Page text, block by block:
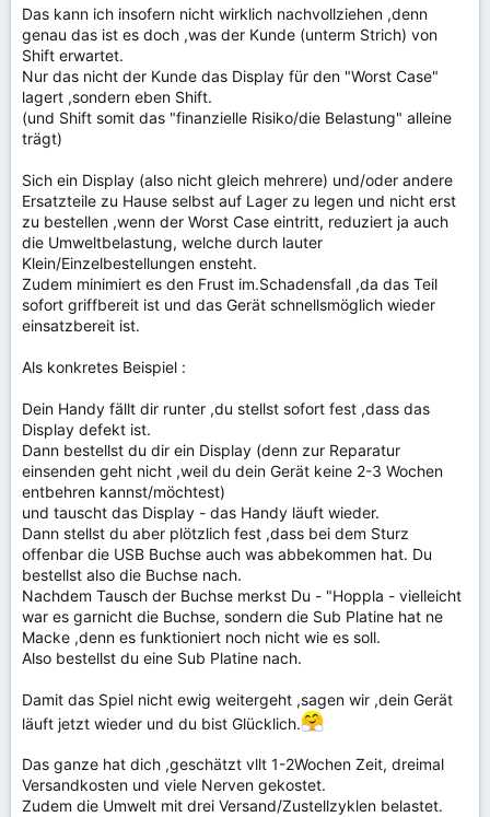
Das kann ich insofern nicht wirklich nachvollziehen ,denn
genau das ist es doch ,was der Kunde (unterm Strich) von
Shift erwartet.
Nur das nicht der Kunde das Display für den "Worst Case"
lagert ,sondern eben Shift.
(und Shift somit das "finanzielle Risiko/die Belastung" alleine
trägt)
Sich ein Display (also nicht gleich mehrere) und/oder andere
Ersatzteile zu Hause selbst auf Lager zu legen und nicht erst
zu bestellen ,wenn der Worst Case eintritt, reduziert ja auch
die Umweltbelastung, welche durch lauter
Klein/Einzelbestellungen ensteht.
Zudem minimiert es den Frust im.Schadensfall ,da das Teil
sofort griffbereit ist und das Gerät schnellsmöglich wieder
einsatzbereit ist.
Als konkretes Beispiel :
Dein Handy fällt dir runter ,du stellst sofort fest ,dass das
Display defekt ist.
Dann bestellst du dir ein Display (denn zur Reparatur
einsenden geht nicht ,weil du dein Gerät keine 2-3 Wochen
entbehren kannst/möchtest)
und tauscht das Display - das Handy läuft wieder.
Dann stellst du aber plötzlich fest ,dass bei dem Sturz
offenbar die USB Buchse auch was abbekommen hat. Du
bestellst also die Buchse nach.
Nachdem Tausch der Buchse merkst Du - "Hoppla - vielleicht
war es garnicht die Buchse, sondern die Sub Platine hat ne
Macke ,denn es funktioniert noch nicht wie es soll.
Also bestellst du eine Sub Platine nach.
Damit das Spiel nicht ewig weitergeht ,sagen wir ,dein Gerät
läuft jetzt wieder und du bist Glücklich.
Das ganze hat dich ,geschätzt vllt 1-2Wochen Zeit, dreimal
Versandkosten und viele Nerven gekostet.
Zudem die Umwelt mit drei Versand/Zustellzyklen belastet.